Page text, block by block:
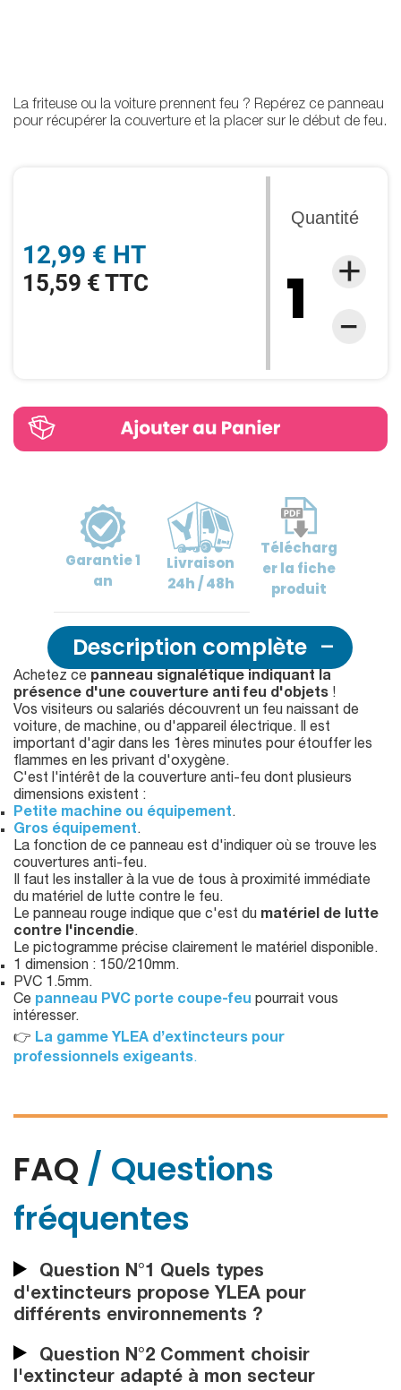
12,99 € HT
15,59 € TTC
Quantité
La friteuse ou la voiture prennent feu ? Repérez ce panneau
pour récupérer la couverture et la placer sur le début de feu.
Garantie1
an
Livraison
24h / 48h
Télécharg
erla fiche
produit
Description complète
Achetez ce panneau signalétique indiquant la
présence d'une couverture anti feu d'objets !
Vos visiteurs ou salariés découvrent un feu naissant de
voiture, de machine, ou d'appareil électrique. Il est
important d'agir dans les 1ères minutes pour étouffer les
flammes en les privant d'oxygène.
C'est l'intérêt de la couverture anti-feu dont plusieurs
dimensions existent :
Petite machine ou équipement.
Gros équipement.
La fonction de ce panneau est d'indiquer où se trouve les
couvertures anti-feu.
Il faut les installer à la vue de tous à proximité immédiate
du matériel de lutte contre le feu.
Le panneau rouge indique que c'est du matériel de lutte
contre l'incendie.
Le pictogramme précise clairement le matériel disponible.
1 dimension : 150/210mm.
PVC 1.5mm.
Ce panneau PVC porte coupe-feu pourrait vous
intéresser.
👉 La gamme YLEA d’extincteurs pour
professionnels exigeants.
FAQ / Questions
fréquentes
Question N°1 Quels types
d'extincteurs propose YLEA pour
différents environnements ?
Question N°2 Comment choisir
l'extincteur adapté à mon secteur